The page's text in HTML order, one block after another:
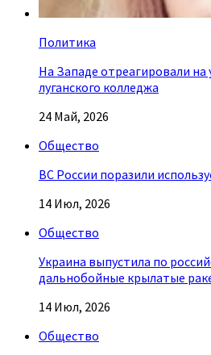
Политика
На Западе отреагировали
луганского колледжа
24 Май, 2026
Общество
ВС России поразили
14 Июл, 2026
Общество
Украина выпустила по
дальнобойные крылатые
14 Июл, 2026
Общество